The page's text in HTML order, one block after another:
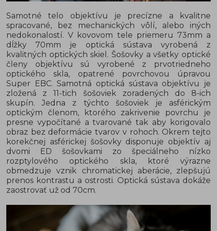
Samotné telo objektívu je precízne a kvalitne
spracované, bez mechanických vôlí, alebo iných
nedokonalostí. V kovovom tele priemeru 73mm a
dĺžky 70mm je optická sústava vyrobená z
kvalitných optických skiel. Šošovky a všetky optické
členy objektívu sú vyrobené z prvotriedneho
optického skla, opatrené povrchovou úpravou
Super EBC. Samotná optická sústava objektívu je
zložená z 11-tich šošoviek zoradených do 8-ich
skupín. Jedna z týchto šošoviek je asférickým
optickým členom, ktorého zakrivenie povrchu je
presne vypočítané a tvarované tak aby korigovalo
obraz bez deformácie tvarov v rohoch. Okrem tejto
korekčnej asférickej šošovky disponuje objektív aj
dvomi ED šošovkami zo špeciálneho nízko
rozptylového optického skla, ktoré výrazne
obmedzuje vznik chromatickej aberácie, zlepšujú
prenos kontrastu a ostrosti. Optická sústava dokáže
zaostrovať už od 70cm.